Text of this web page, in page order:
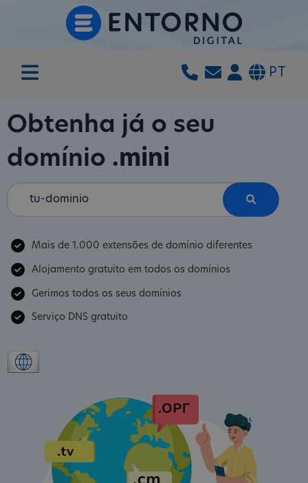
PT
Obtenha já o seu
domínio .mini
Mais de 1.000 extensões de domínio diferentes
Alojamento gratuito em todos os domínios
Gerimos todos os seus domínios
Serviço DNS gratuito